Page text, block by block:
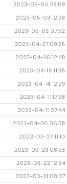
2023-05-04 08:09
2023-05-03 12:28
2023-05-03 07:52
2023-04-27 09:25
2023-04-26 12:48
2023-04-18 11:35
2023-04-14 12:29
2023-04-11 17:38
2023-04-11 07:44
2023-04-06 06:58
2023-03-27 11:10
2023-03-23 08:53
2023-03-22 12:34
2023-03-21 08:07